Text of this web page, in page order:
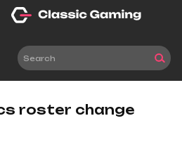
roster change